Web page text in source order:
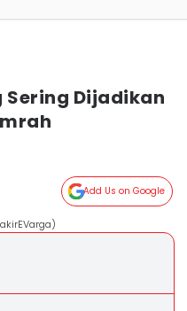
Sering Dijadikan
Add Us on Google